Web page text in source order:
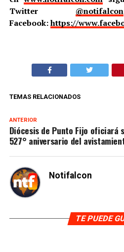
Twitter @notifalcon
Facebook:https://
TEMAS RELACIONADOS
ANTERIOR
Diócesis de Punto Fijo oficiará
527° aniversario del
Notifalcon
TE PUEDE